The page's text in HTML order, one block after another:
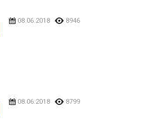
08.06.2018 8946
08.06.2018 8799